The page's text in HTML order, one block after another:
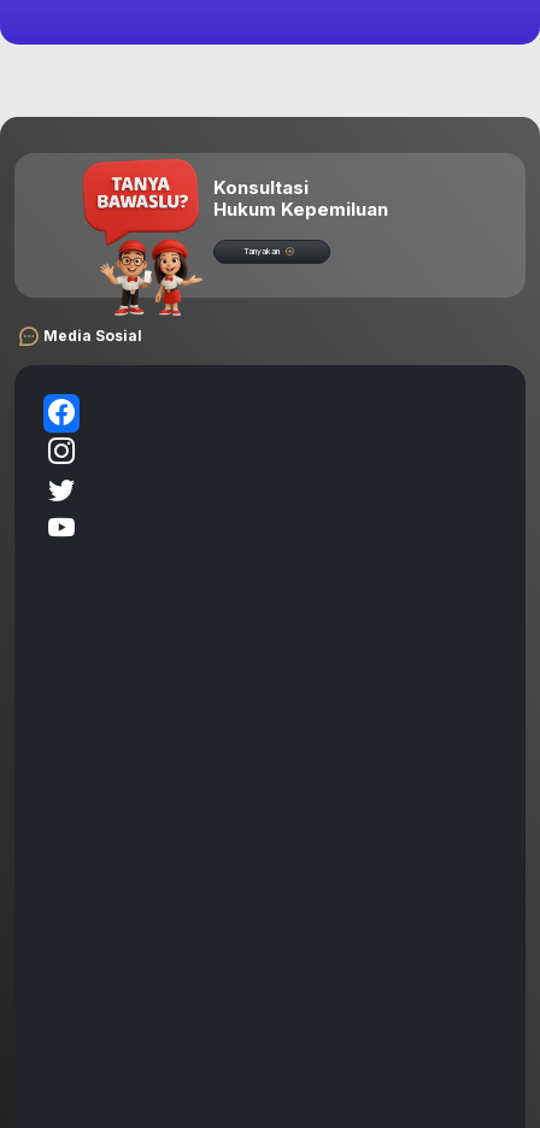
Media Sosial
Konsultasi
Hukum Kepemiluan
Tanyakan